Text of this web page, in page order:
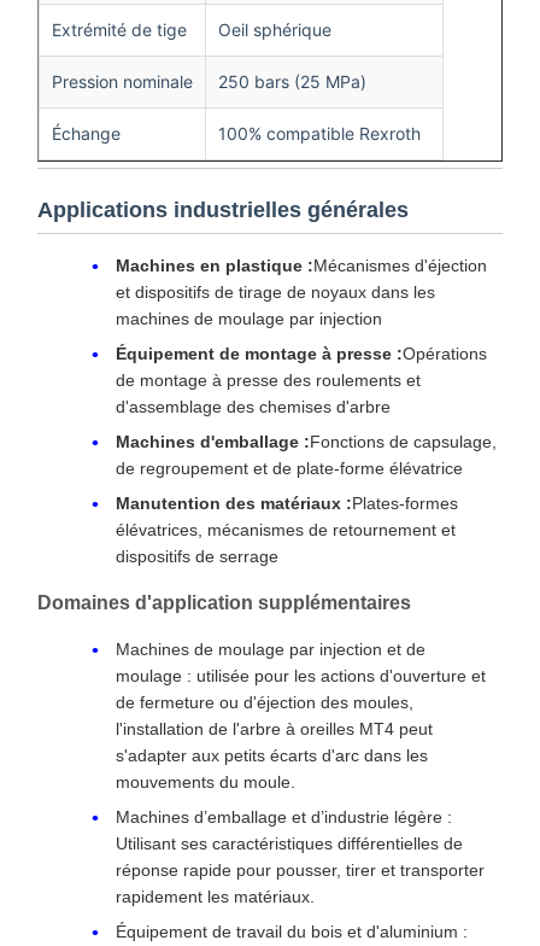
Extrémité de tige Oeil sphérique
Pression nominale 250 bars (25 MPa)
Échange 100% compatible Rexroth
Applications industrielles générales
Machines en plastique :Mécanismes d'éjection
et dispositifs de tirage de noyaux dans les
machines de moulage par injection
Équipement de montage à presse :Opérations
de montage à presse des roulements et
d'assemblage des chemises d'arbre
Machines d'emballage :Fonctions de capsulage,
de regroupement et de plate-forme élévatrice
Manutention des matériaux :Plates-formes
élévatrices, mécanismes de retournement et
dispositifs de serrage
Domaines d'application supplémentaires
Machines de moulage par injection et de
moulage : utilisée pour les actions d'ouverture et
de fermeture ou d'éjection des moules,
l'installation de l'arbre à oreilles MT4 peut
s'adapter aux petits écarts d'arc dans les
mouvements du moule.
Machines d’emballage et d’industrie légère :
Utilisant ses caractéristiques différentielles de
réponse rapide pour pousser, tirer et transporter
rapidement les matériaux.
Équipement de travail du bois et d'aluminium :